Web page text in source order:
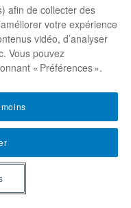
en
Catala
et culture (FRQSC) via son
a financé le
autre, composé de
afin de collecter des
votre expérience
vidéo, d’analyser
Vous pouvez
« Préférences ».